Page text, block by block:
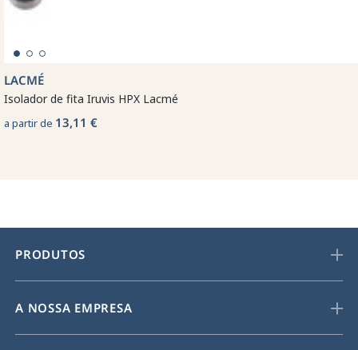
LACMÉ
Isolador de fita Iruvis HPX Lacmé
a partir de 13,11 €
PRODUTOS
A NOSSA EMPRESA